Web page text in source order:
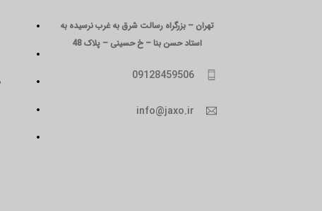
تهران – بزرگراه رسالت شرق به غرب نرسیده به
استاد حسن بنا – خ حسینی – پلاک 48
09128459506
info@jaxo.ir